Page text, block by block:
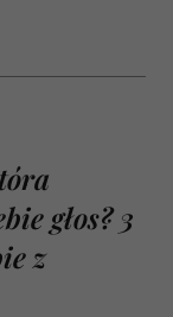
głos? 3
z